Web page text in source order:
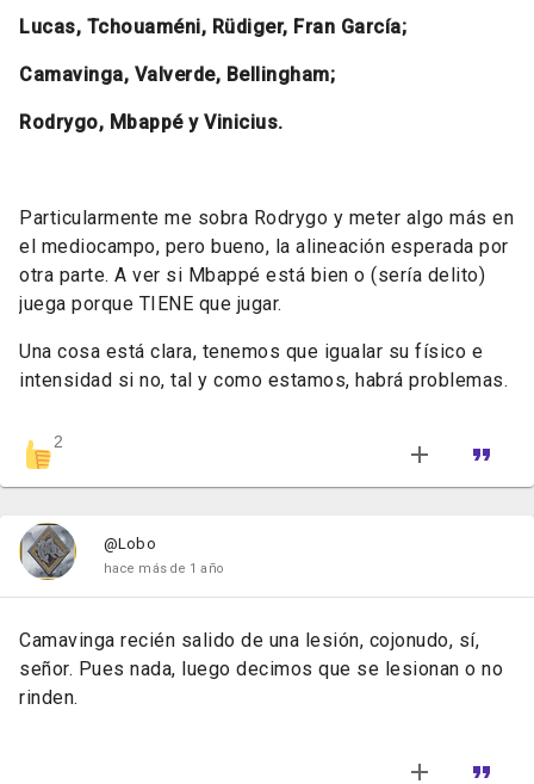
Lucas, Tchouaméni, Rüdiger, Fran García;
Camavinga, Valverde, Bellingham;
Rodrygo, Mbappé y Vinicius.
Particularmente me sobra Rodrygo y meter algo más en
el mediocampo, pero bueno, la alineación esperada por
otra parte. A ver si Mbappé está bien o (sería delito)
juega porque TIENE que jugar.
Una cosa está clara, tenemos que igualar su físico e
intensidad si no, tal y como estamos, habrá problemas.
2
@Lobo
hace más de 1 año
Camavinga recién salido de una lesión, cojonudo, sí,
señor. Pues nada, luego decimos que se lesionan o no
rinden.